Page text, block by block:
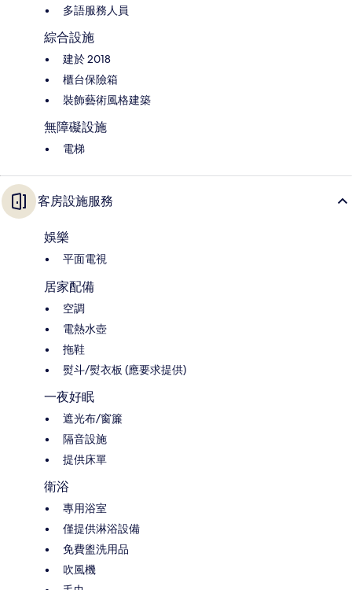
多語服務人員
綜合設施
建於 2018
櫃台保險箱
裝飾藝術風格建築
無障礙設施
電梯
客房設施服務
娛樂
平面電視
居家配備
空調
電熱水壺
拖鞋
熨斗/熨衣板 (應要求提供)
一夜好眠
遮光布/窗簾
隔音設施
提供床單
衛浴
專用浴室
僅提供淋浴設備
免費盥洗用品
吹風機